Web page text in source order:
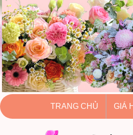
hoatuoihuythao.com
hoatuoihuythao.com
//hoatuoihuythao.com/
TRANG CHỦ GIÁ